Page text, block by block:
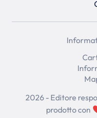
2026 - Editore
prodotto con